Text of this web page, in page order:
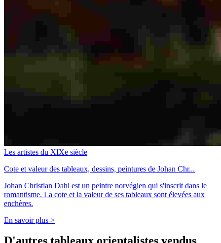
Les artistes du XIXe siècle
Cote et valeur des tableaux, dessins, peintures de Johan Chr...
Johan Christian Dahl est un peintre norvégien qui s'inscrit dans le
romantisme. La cote et la valeur de ses tableaux sont élevées aux
enchères.
En savoir plus >